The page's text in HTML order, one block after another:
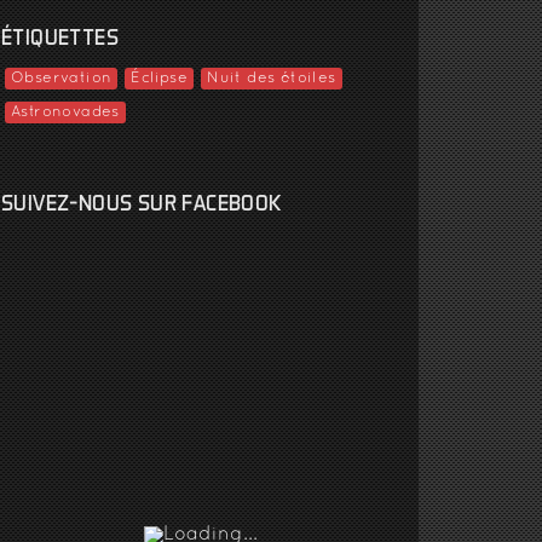
ÉTIQUETTES
Observation Éclipse Nuit des étoiles
Astronovades
SUIVEZ-NOUS SUR FACEBOOK